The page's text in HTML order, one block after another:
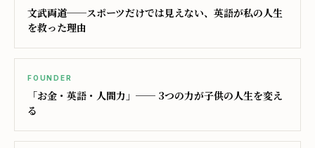
文武両道──スポーツだけでは見えない、英語が私の人生
を救った理由
FOUNDER
「お金・英語・人間力」── 3つの力が子供の人生を変え
る